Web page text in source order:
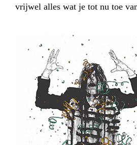
HOME AGENDA
PHOTOSNEWS
MY
vrijwel alles wat je tot nu toe